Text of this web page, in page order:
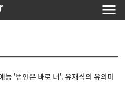
능 '범인은 바로 너'. 유재석의 유의미